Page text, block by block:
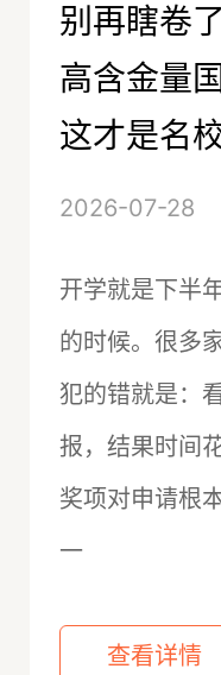
别再瞎卷
高含金量
这才是名
2026-07-28
开学就是下半
的时候。很多
犯的错就是：
报，结果时间
奖项对申请根
一
查看详情